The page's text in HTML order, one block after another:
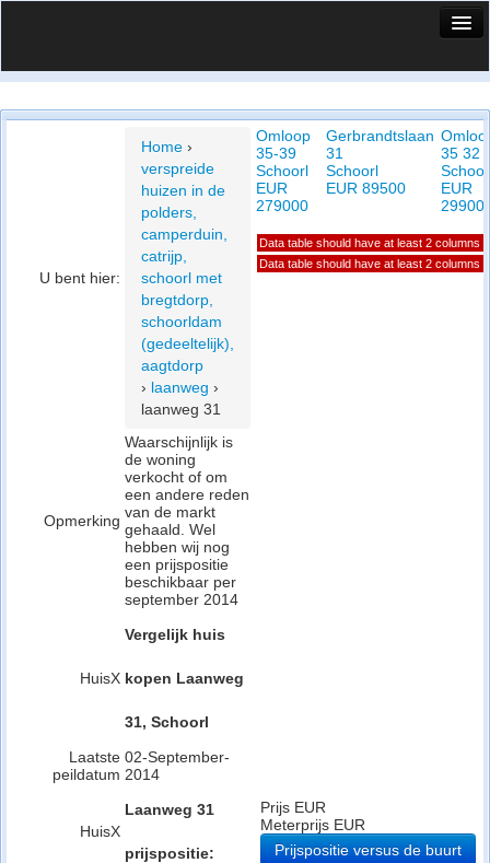
Vergelijk prijsposities - wijk
Privacy beleid
U bent hier:
Home ›
verspreide
huizen in de
polders,
camperduin,
catrijp,
schoorl met
bregtdorp,
schoorldam
(gedeeltelijk),
aagtdorp
› laanweg ›
laanweg 31
Opmerking
Waarschijnlijk is
de woning
verkocht of om
een andere reden
van de markt
gehaald. Wel
hebben wij nog
een prijspositie
beschikbaar per
september 2014
HuisX
Vergelijk huis
kopen Laanweg
31, Schoorl
Laatste
peildatum
02-September-
2014
HuisX
Laanweg 31
prijspositie:
Omloop
35-39
Schoorl
EUR
279000
Gerbrandtslaan
31
Schoorl
EUR 89500
35 32
EUR
Data table should have at least 2 columns
Data table should have at least 2 columns
Prijs EUR
Meterprijs EUR
Prijspositie versus de buurt